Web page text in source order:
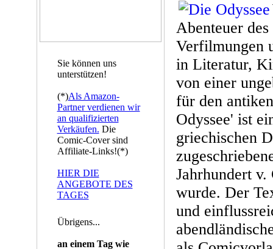
Sie können uns
unterstützen!
(*)Als Amazon-
Partner verdienen wir
an qualifizierten
Verkäufen. Die
Comic-Cover sind
Affiliate-Links!(*)
HIER DIE
ANGEBOTE DES
TAGES
Übrigens...
an einem Tag wie
Abenteuer
Verfilmungen
in Literatur,
von einer
für den
Odyssee' ist
griechischen
Jahrhundert v.
wurde. Der
und